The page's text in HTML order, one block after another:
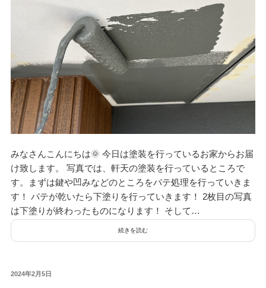
みなさんこんにちは🌞 今日は塗装を行っているお家からお届
け致します。 写真では、軒天の塗装を行っているところで
す。まずは鍵や凹みなどのところをパテ処理を行っていきま
す！ パテが乾いたら下塗りを行っていきます！ 2枚目の写真
は下塗りが終わったものになります！ そして…
続きを読む
投
2024年2月5日